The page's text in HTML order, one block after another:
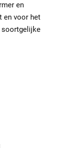
en
en voor het
soortgelijke